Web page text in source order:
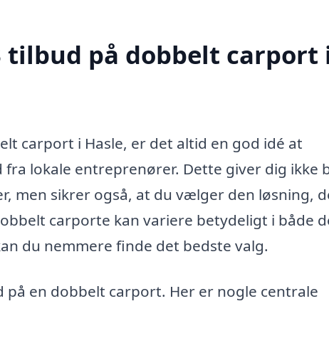
på dobbelt carport
carport i Hasle, er det altid en god idé at
lokale entreprenører. Dette giver dig ikke
men sikrer også, at du vælger den løsning,
carporte kan variere betydeligt i både
du nemmere finde det bedste valg.
en dobbelt carport. Her er nogle centrale